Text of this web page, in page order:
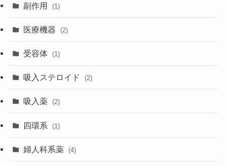
副作用 (1)
医療機器 (2)
受容体 (1)
吸入ステロイド (2)
吸入薬 (2)
四環系 (1)
婦人科系薬 (4)